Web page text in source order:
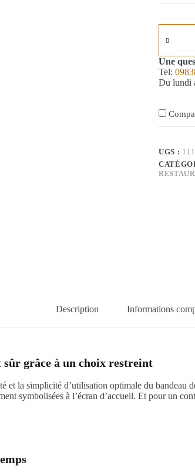
Une
Tel:
Du lundi
UGS :
Description Informations
grâce à un choix restreint
et la simplicité d’utilisation optimale du bandeau
symbolisées à l’écran d’accueil. Et pour un